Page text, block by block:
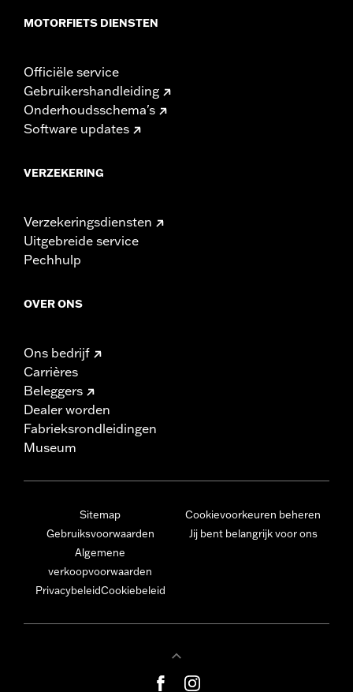
MOTORFIETS DIENSTEN
Officiële service
Gebruikershandleiding
Onderhoudsschema's
Software updates
VERZEKERING
Verzekeringsdiensten
Uitgebreide service
Pechhulp
OVER ONS
Ons bedrijf
Carrières
Beleggers
Dealer worden
Fabrieksrondleidingen
Museum
Sitemap
Gebruiksvoorwaarden
Algemene
verkoopvoorwaarden
PrivacybeleidCookiebeleid
Cookievoorkeuren beheren
Jij bent belangrijk voor ons